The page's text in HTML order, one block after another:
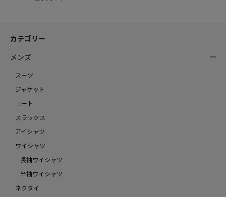
カテゴリー
メンズ
スーツ
ジャケット
コート
スラックス
アイシャツ
ワイシャツ
長袖ワイシャツ
半袖ワイシャツ
ネクタイ